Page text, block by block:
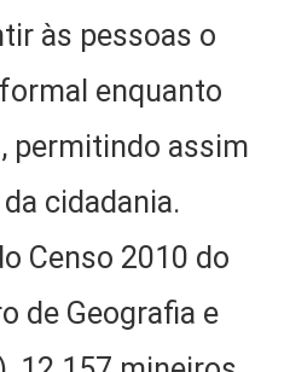
às pessoas o
enquanto
permitindo assim
cidadania.
Censo 2010 do
de Geografia e